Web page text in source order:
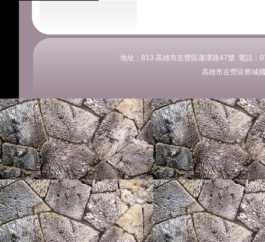
:::
地址：813 高雄市左營區蓮潭路47號 電話
高雄市左營區舊城